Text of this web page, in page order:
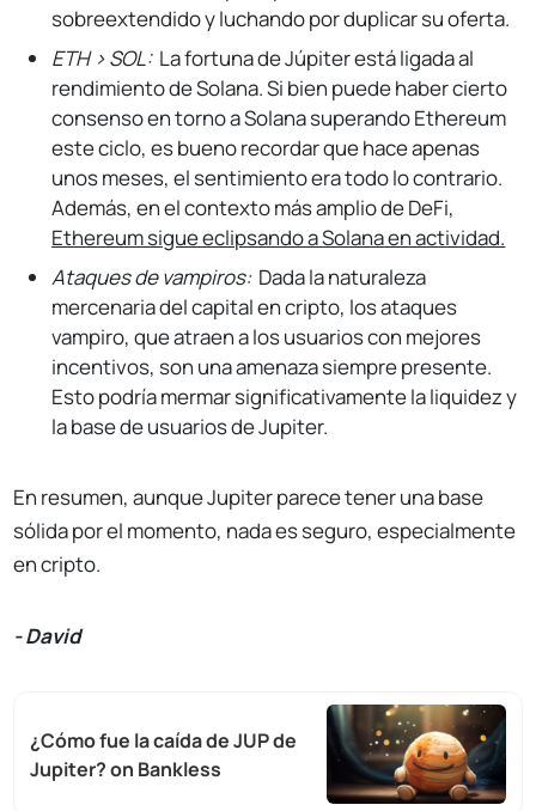
sobreextendido y luchando por duplicar su oferta.
ETH > SOL: La fortuna de Júpiter está ligada al
rendimiento de Solana. Si bien puede haber cierto
consenso en torno a Solana superando Ethereum
este ciclo, es bueno recordar que hace apenas
unos meses, el sentimiento era todo lo contrario.
Además, en el contexto más amplio de DeFi,
Ethereum sigue eclipsando a Solana en actividad.
Ataques de vampiros: Dada la naturaleza
mercenaria del capital en cripto, los ataques
vampiro, que atraen a los usuarios con mejores
incentivos, son una amenaza siempre presente.
Esto podría mermar significativamente la liquidez y
la base de usuarios de Jupiter.
En resumen, aunque Jupiter parece tener una base
sólida por el momento, nada es seguro, especialmente
en cripto.
- David
¿Cómo fue la caída de JUP de
Jupiter? on Bankless